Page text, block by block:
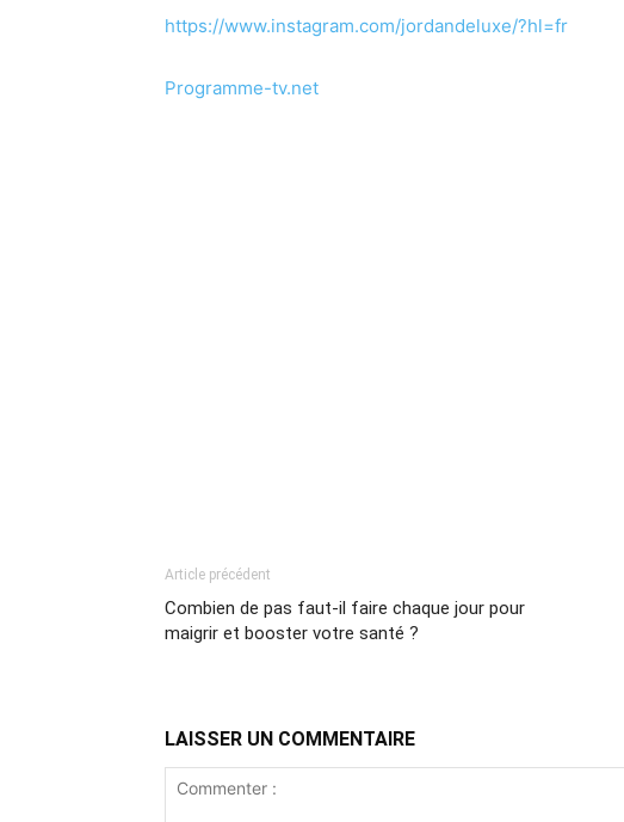
https://www.instagram.com/jordandeluxe/?hl=fr
Programme-tv.net
Article précédent
Combien de pas faut-il faire chaque jour pour
maigrir et booster votre santé ?
LAISSER UN COMMENTAIRE